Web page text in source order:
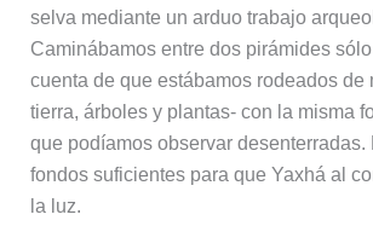
selva mediante un arduo trabajo
Caminábamos entre dos pirámides
cuenta de que estábamos rodeados de
tierra, árboles y plantas- con la misma
que podíamos observar desenterradas.
fondos suficientes para que Yaxhá al
la luz.